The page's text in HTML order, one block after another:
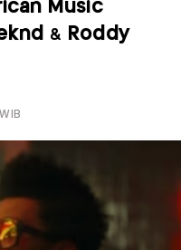
Music
& Roddy